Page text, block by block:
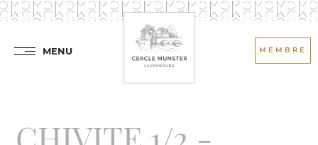
MENU MEMBRE